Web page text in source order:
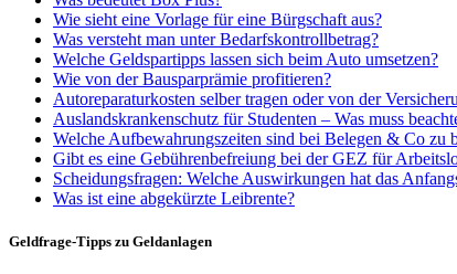
Wie sieht eine Vorlage für eine Bürgschaft aus?
Was versteht man unter Bedarfskontrollbetrag?
Welche Geldspartipps lassen sich beim Auto umsetzen?
Wie von der Bausparprämie profitieren?
Autoreparaturkosten selber tragen oder von der
Auslandskrankenschutz für Studenten – Was muss
Welche Aufbewahrungszeiten sind bei Belegen & Co zu
Gibt es eine Gebührenbefreiung bei der GEZ für
Scheidungsfragen: Welche Auswirkungen hat das
Was ist eine abgekürzte Leibrente?
Geldfrage-Tipps zu Geldanlagen